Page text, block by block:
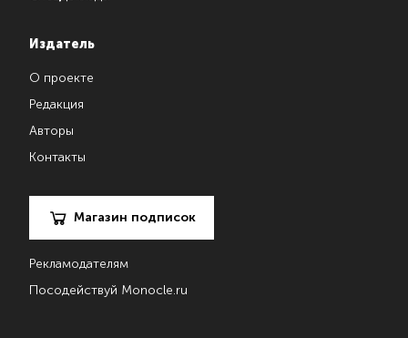
Издатель
О проекте
Редакция
Авторы
Контакты
Магазин подписок
Рекламодателям
Посодействуй Monocle.ru